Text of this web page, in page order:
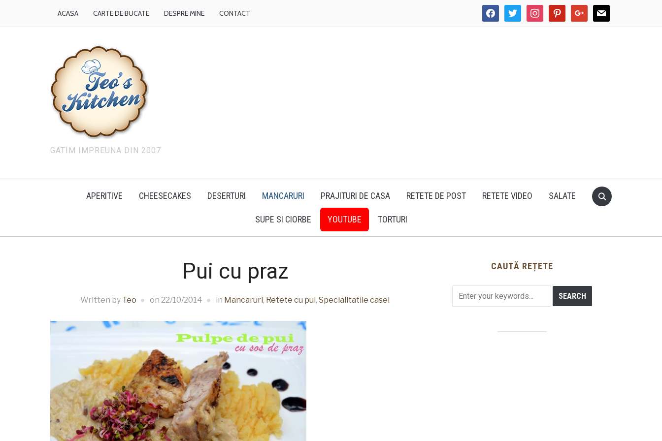
facebooktwitter instagrampinterestgoogle mail
ACASA CARTE DE BUCATE DESPRE MINE CONTACT
GATIM IMPREUNA DIN 2007
APERITIVE CHEESECAKES DESERTURI MANCARURI PRAJITURI DE CASA RETETE DE POST RETETE VIDEO SALATE
SUPE SI CIORBE YOUTUBE TORTURI
Pui cu praz
Written by Teo on 22/10/2014 in Mancaruri, Retete cu pui, Specialitatile casei
CAUTĂ REȚETE